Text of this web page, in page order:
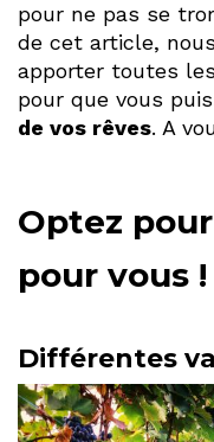
pour ne pas se
de cet article,
apporter toutes
pour que vous
de vos rêves. A
Optez
pour vous !
Différentes